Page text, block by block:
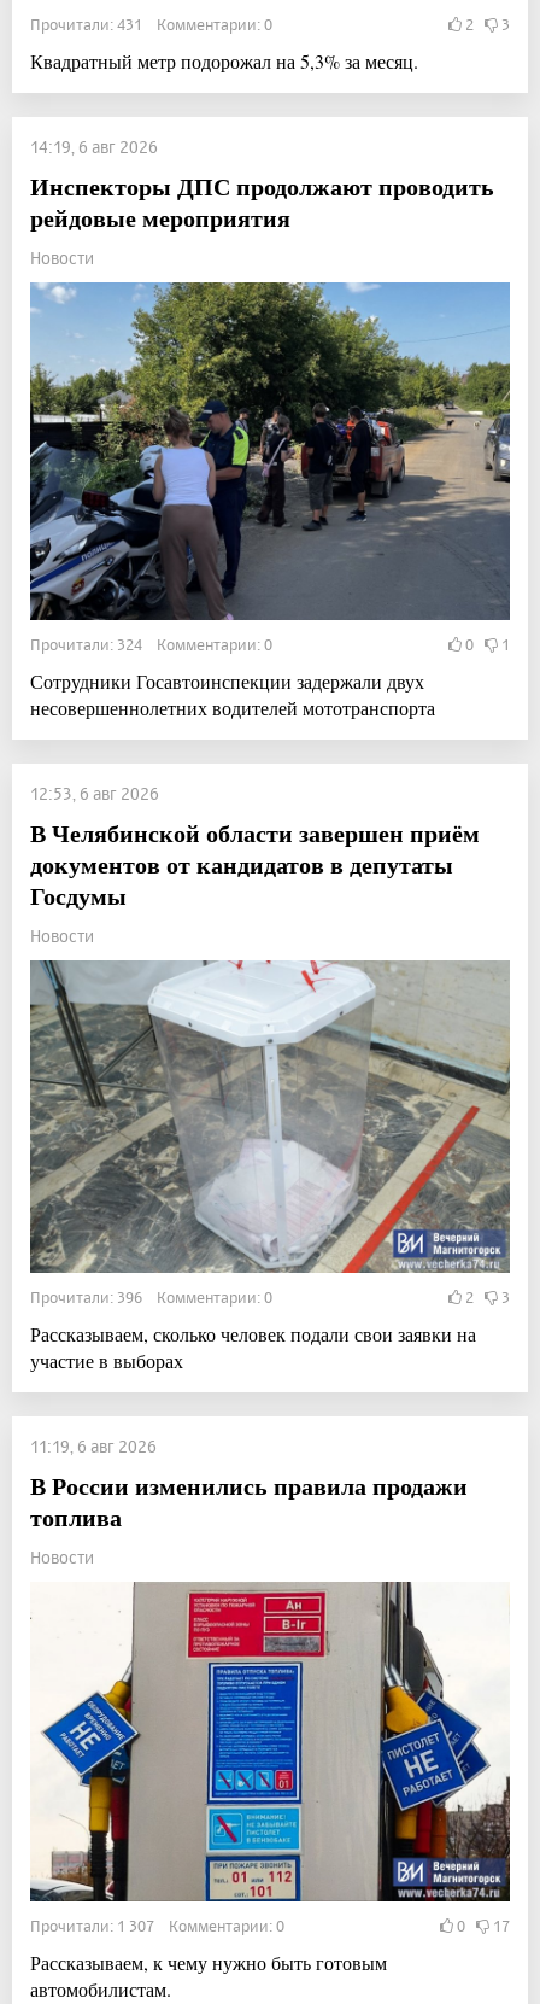
Прочитали: 431 Комментарии: 0 2 3
Квадратный метр подорожал на 5,3% за месяц.
14:19, 6 авг 2026
Инспекторы ДПС продолжают проводить
рейдовые мероприятия
Новости
Прочитали: 324 Комментарии: 0 0 1
Сотрудники Госавтоинспекции задержали двух
несовершеннолетних водителей мототранспорта
12:53, 6 авг 2026
В Челябинской области завершен приём
документов от кандидатов в депутаты
Госдумы
Новости
Прочитали: 396 Комментарии: 0 2 3
Рассказываем, сколько человек подали свои заявки на
участие в выборах
11:19, 6 авг 2026
В России изменились правила продажи
топлива
Новости
Прочитали: 1 307 Комментарии: 0 0 17
Рассказываем, к чему нужно быть готовым
автомобилистам.